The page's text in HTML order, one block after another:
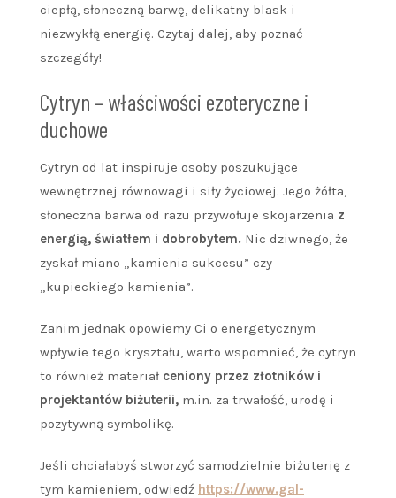
ciepłą, słoneczną barwę, delikatny blask i
niezwykłą energię. Czytaj dalej, aby poznać
szczegóły!
Cytryn – właściwości ezoteryczne i
duchowe
Cytryn od lat inspiruje osoby poszukujące
wewnętrznej równowagi i siły życiowej. Jego żółta,
słoneczna barwa od razu przywołuje skojarzenia z
energią, światłem i dobrobytem. Nic dziwnego, że
zyskał miano „kamienia sukcesu” czy
„kupieckiego kamienia”.
Zanim jednak opowiemy Ci o energetycznym
wpływie tego kryształu, warto wspomnieć, że cytryn
to również materiał ceniony przez złotników i
projektantów biżuterii, m.in. za trwałość, urodę i
pozytywną symbolikę.
Jeśli chciałabyś stworzyć samodzielnie biżuterię z
tym kamieniem, odwiedź https://www.gal-